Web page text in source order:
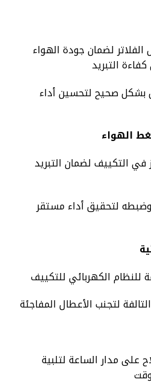
لضمان جودة الهواء
التبريد
بشكل صحيح لتحسين أداء
الهواء
التكييف لضمان التبريد
لتحقيق أداء مستقر
للنظام الكهربائي للتكييف
لتجنب الأعطال المفاجئة
على مدار الساعة لتلبية